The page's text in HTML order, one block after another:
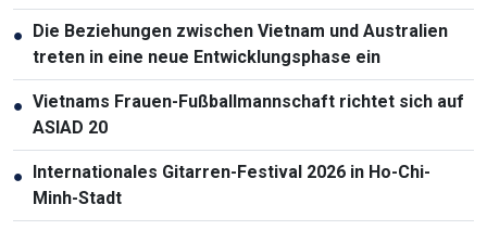
Stadt vor
● Die Beziehungen zwischen Vietnam und Australien
treten in eine neue Entwicklungsphase ein
● Vietnams Frauen-Fußballmannschaft richtet sich auf
ASIAD 20
● Internationales Gitarren-Festival 2026 in Ho-Chi-
Minh-Stadt